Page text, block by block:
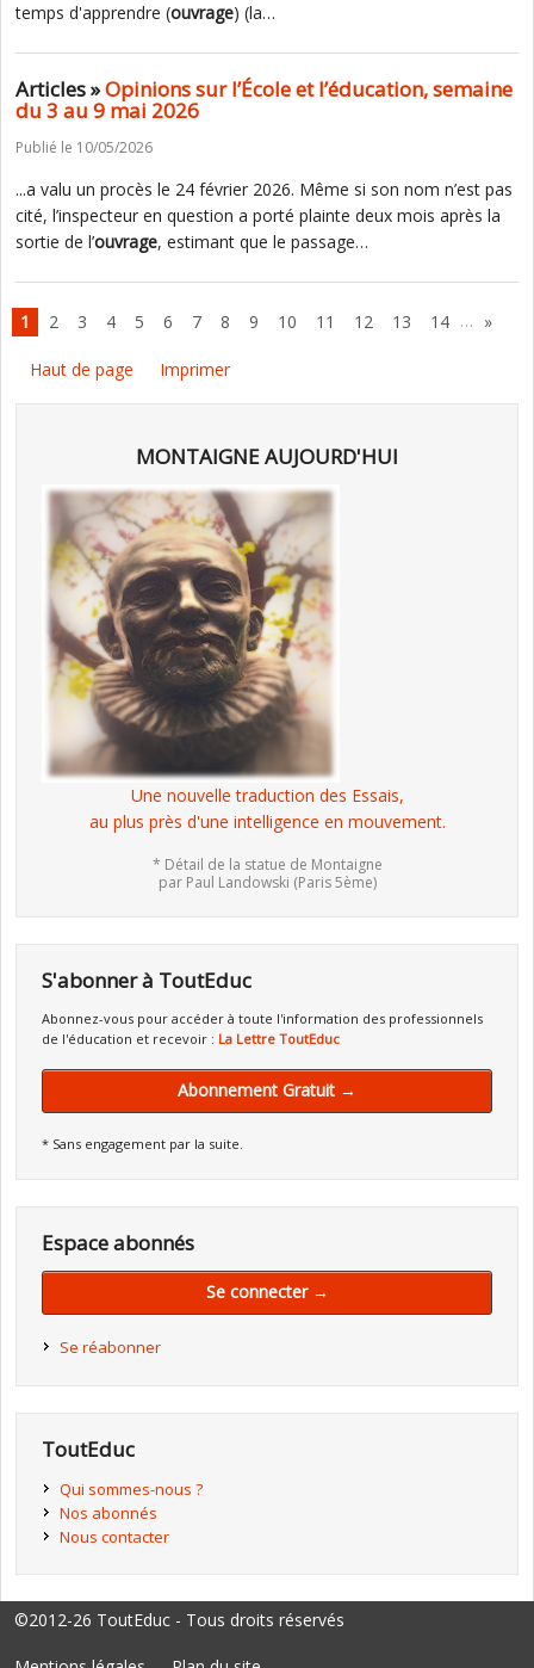
temps d'apprendre (ouvrage) (la…
Articles »Opinions sur l’École et l’éducation, semaine
du 3 au 9 mai 2026
Publié le 10/05/2026
...a valu un procès le 24 février 2026. Même si son nom n’est pas
cité, l’inspecteur en question a porté plainte deux mois après la
sortie de l’ouvrage, estimant que le passage…
1 2 3 4 5 6 7 8 9 10 11 12 13 14 … »
Haut de page Imprimer
MONTAIGNE AUJOURD'HUI
Une nouvelle traduction des Essais,
au plus près d'une intelligence en mouvement.
* Détail de la statue de Montaigne
par Paul Landowski (Paris 5ème)
S'abonner à ToutEduc
Abonnez-vous pour accéder à toute l'information des professionnels
de l'éducation et recevoir : La Lettre ToutEduc
Abonnement Gratuit →
* Sans engagement par la suite.
Espace abonnés
Se connecter →
Se réabonner
ToutEduc
Qui sommes-nous ?
Nos abonnés
Nous contacter
©2012-26 ToutEduc - Tous droits réservés